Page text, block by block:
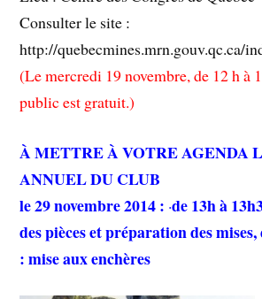
Consulter le site :
http://quebecmines.mrn.gouv.qc.ca/
(Le mercredi 19 novembre, de 12 h à
public est gratuit.)
À METTRE À VOTRE AGENDA
ANNUEL DU
le 29 novembre 2014 : ·de 13h à
des pièces et préparation des
: mise aux enchères